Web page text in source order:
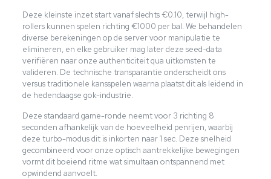
Deze kleinste inzet start vanaf slechts €0.10, terwijl high-
rollers kunnen spelen richting €1000 per bal. We behandelen
diverse berekeningen op de server voor manipulatie te
elimineren, en elke gebruiker mag later deze seed-data
verifiëren naar onze authenticiteit qua uitkomsten te
valideren. De technische transparantie onderscheidt ons
versus traditionele kansspelen waarna plaatst dit als leidend in
de hedendaagse gok-industrie.
Deze standaard game-ronde neemt voor 3 richting 8
seconden afhankelijk van de hoeveelheid penrijen, waarbij
deze turbo-modus dit is inkorten naar 1 sec. Deze snelheid
gecombineerd voor onze optisch aantrekkelijke bewegingen
vormt dit boeiend ritme wat simultaan ontspannend met
opwindend aanvoelt.